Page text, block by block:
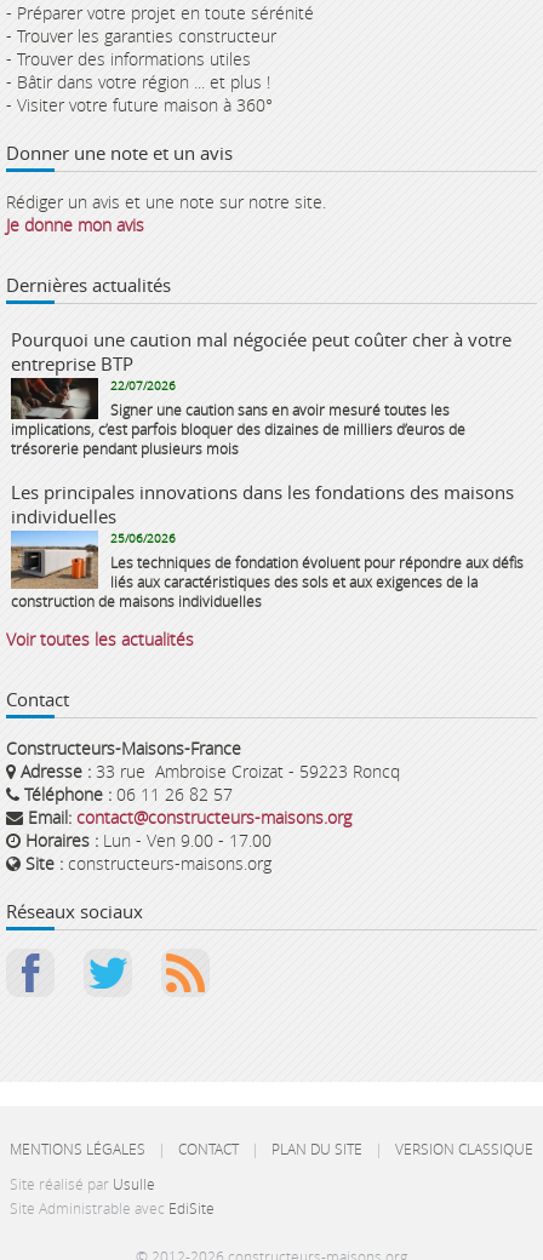
- Préparer votre projet en toute sérénité
- Trouver les garanties constructeur
- Trouver des informations utiles
- Bâtir dans votre région ... et plus !
- Visiter votre future maison à 360°
Donner une note et un avis
Rédiger un avis et une note sur notre site.
Je donne mon avis
Dernières actualités
Pourquoi une caution mal négociée peut coûter cher à votre
entreprise BTP
22/07/2026
Signer une caution sans en avoir mesuré toutes les
implications, c’est parfois bloquer des dizaines de milliers d’euros de
trésorerie pendant plusieurs mois
Les principales innovations dans les fondations des maisons
individuelles
25/06/2026
Les techniques de fondation évoluent pour répondre aux défis
liés aux caractéristiques des sols et aux exigences de la
construction de maisons individuelles
Voir toutes les actualités
Contact
Constructeurs-Maisons-France
Adresse : 33 rue Ambroise Croizat - 59223 Roncq
Téléphone : 06 11 26 82 57
Email: contact@constructeurs-maisons.org
Horaires : Lun - Ven 9.00 - 17.00
Site : constructeurs-maisons.org
Réseaux sociaux
MENTIONS LÉGALES | CONTACT | PLAN DU SITE |
VERSION CLASSIQUE
Site réalisé par Usulle
Site Administrable avec EdiSite